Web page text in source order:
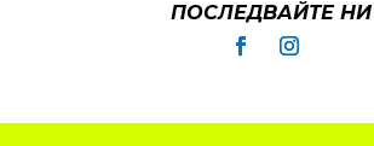
ПОСЛЕДВАЙТЕ НИ